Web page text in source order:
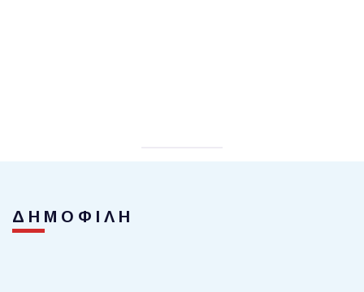
ΔΗΜΟΦΙΛΗ